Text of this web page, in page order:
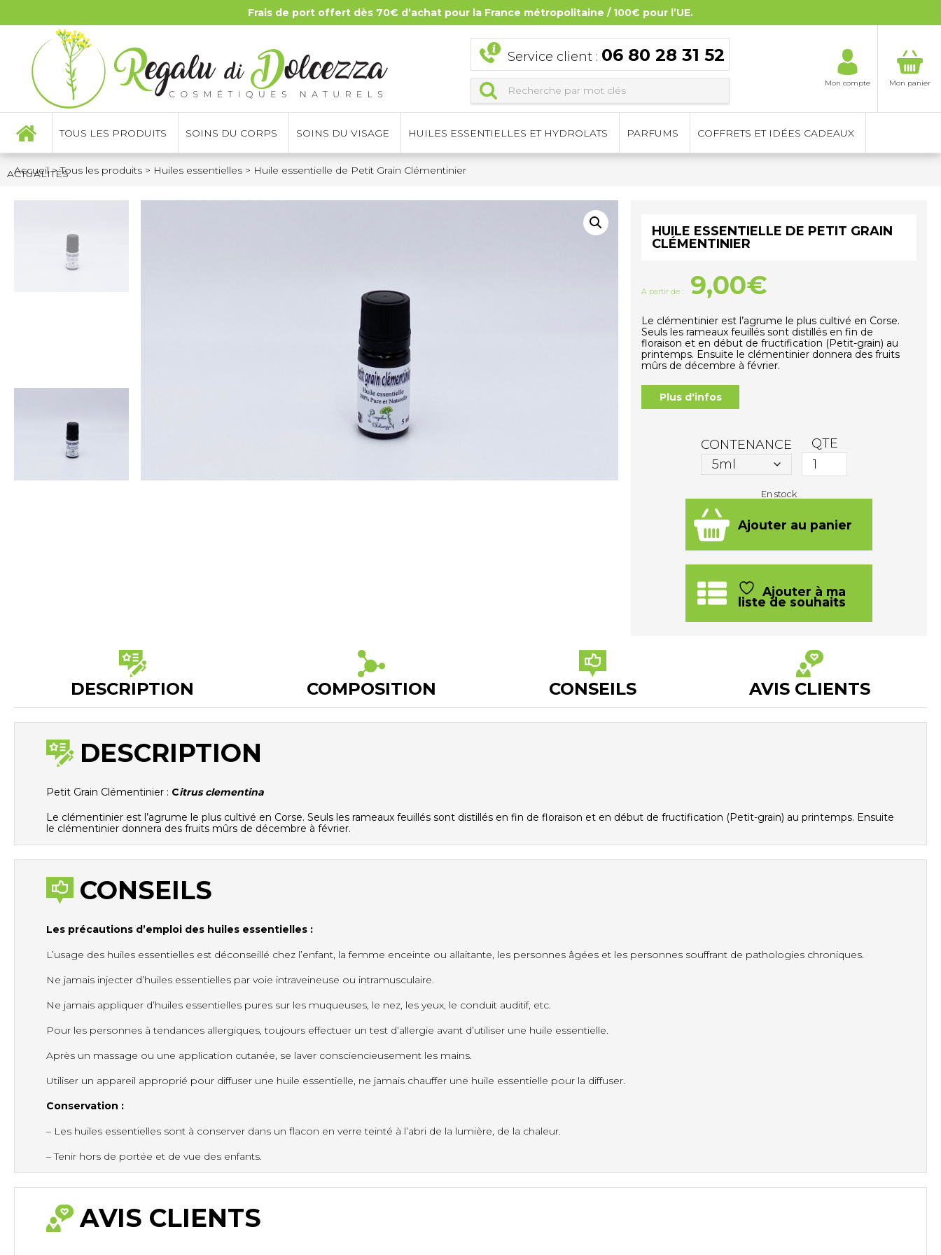
Frais de port offert dès 70€ d’achat pour la France métropolitaine / 100€ pour l’UE.
Service client : 06 80 28 31 52
Mon compte Mon panier
TOUS LES PRODUITS SOINS DU CORPS SOINS DU VISAGE HUILES ESSENTIELLES ET HYDROLATS PARFUMS COFFRETS ET IDÉES CADEAUX
ACTUALITÉS
Accueil>Tous les produits > Huiles essentielles > Huile essentielle de Petit Grain Clémentinier
HUILE ESSENTIELLE DE PETIT GRAIN
CLÉMENTINIER
A partir de : 9,00€
Le clémentinier est l’agrume le plus cultivé en Corse.
Seuls les rameaux feuillés sont distillés en fin de
floraison et en début de fructification (Petit-grain) au
printemps. Ensuite le clémentinier donnera des fruits
mûrs de décembre à février.
Plus d'infos
CONTENANCE QTE
En stock
Ajouter au panier
Ajouter à ma
liste de souhaits
DESCRIPTION COMPOSITION CONSEILS AVIS CLIENTS
DESCRIPTION
Petit Grain Clémentinier : Citrus clementina
Le clémentinier est l’agrume le plus cultivé en Corse. Seuls les rameaux feuillés sont distillés en fin de floraison et en début de fructification (Petit-grain) au printemps. Ensuite
le clémentinier donnera des fruits mûrs de décembre à février.
CONSEILS
Les précautions d’emploi des huiles essentielles :
L’usage des huiles essentielles est déconseillé chez l’enfant, la femme enceinte ou allaitante, les personnes âgées et les personnes souffrant de pathologies chroniques.
Ne jamais injecter d’huiles essentielles par voie intraveineuse ou intramusculaire.
Ne jamais appliquer d’huiles essentielles pures sur les muqueuses, le nez, les yeux, le conduit auditif, etc.
Pour les personnes à tendances allergiques, toujours effectuer un test d’allergie avant d’utiliser une huile essentielle.
Après un massage ou une application cutanée, se laver consciencieusement les mains.
Utiliser un appareil approprié pour diffuser une huile essentielle, ne jamais chauffer une huile essentielle pour la diffuser.
Conservation :
– Les huiles essentielles sont à conserver dans un flacon en verre teinté à l’abri de la lumière, de la chaleur.
– Tenir hors de portée et de vue des enfants.
AVIS CLIENTS